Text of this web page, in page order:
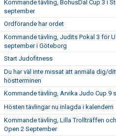
Kommande tävling, BohusDal Cup 3 i
september
Ordförande har ordet
Kommande tävling, Judits Pokal 3 för
september i Göteborg
Start Judofitness
Du har väl inte missat att anmäla dig/
höstterminen
Kommande tävling, Arvika Judo Cup 9
Hösten tävlingar nu inlagda i kalendern
Kommande tävling, Lilla Trollträffen
Open 2 September